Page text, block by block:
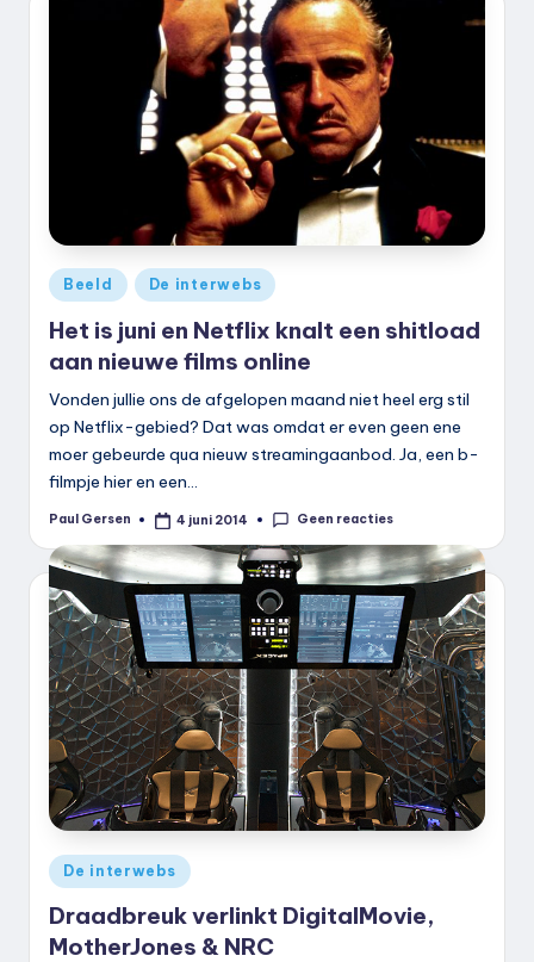
Geplaatst
Beeld De interwebs
Het is juni en Netflix knalt een shitload
aan nieuwe films online
Vonden jullie ons de afgelopen maand niet heel erg stil
op Netflix-gebied? Dat was omdat er even geen ene
moer gebeurde qua nieuw streamingaanbod. Ja, een b-
filmpje hier en een…
Geplaatst
Paul Gersen 4 juni 2014 Geen reacties
Geplaatst
in
De interwebs
Draadbreuk verlinkt DigitalMovie,
MotherJones & NRC